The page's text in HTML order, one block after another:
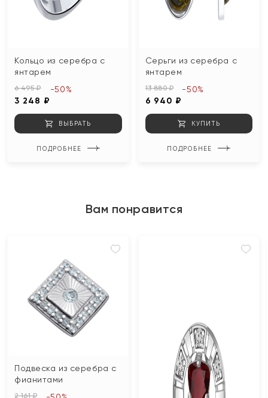
Кольцо из серебра с
янтарем
6 495 ₽
3 248 ₽
-50%
ВЫБРАТЬ
ПОДРОБНЕЕ
Серьги из серебра с
янтарем
13 880 ₽
6 940 ₽
-50%
КУПИТЬ
ПОДРОБНЕЕ
Вам понравится
Подвеска из серебра с
фианитами
2 161 ₽